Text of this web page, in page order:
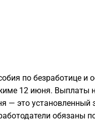
по безработице
12 июня. Выплаты
— это установленный
обязаны